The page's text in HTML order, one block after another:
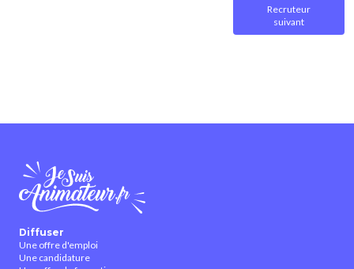
Recruteur
suivant
Diffuser
Une offre d'emploi
Une candidature